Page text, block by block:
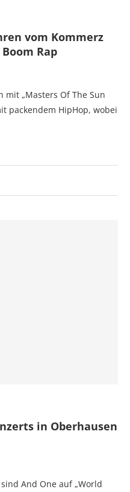
vom Kommerz
Rap
mit „Masters Of The Sun
packendem HipHop, wobei
in Oberhausen
And One auf „World